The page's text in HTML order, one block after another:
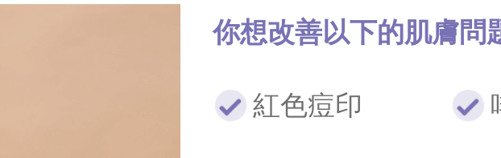
你想改善以下的肌膚問
紅色痘印